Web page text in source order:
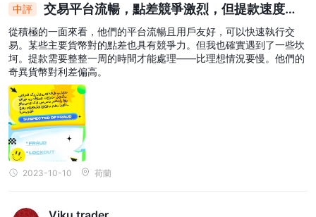
中評
交易平台流暢，點差競爭激烈，但提款速度緩
慢且外匯交叉盤點差高。
從積極的一面來看，他們的平台流暢且用戶友好，可以快速執行交
易。某些主要貨幣對的點差也具有競爭力。但我也確實遇到了一些坎
坷。提款需要整整一周的時間才能處理——比理想情況要慢。他們的
奇異貨幣對利差偏高。
2023-10-10 荷蘭